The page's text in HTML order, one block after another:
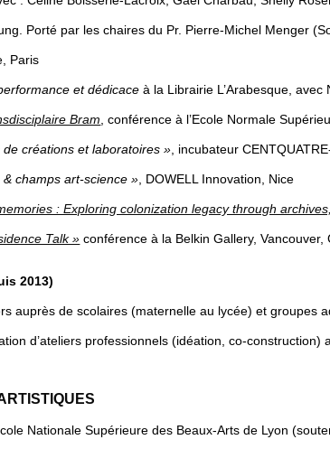
Porté par les chaires du Pr. Pierre-Michel Menger
Paris
et dédicace à la Librairie L’Arabesque,
Bram , conférence à l’Ecole Normale
de créations et laboratoires » , incubateur
champs art-science » , DOWELL Innovation, Nice
: Exploring colonization legacy through
Talk » conférence à la Belkin Gallery, Vancouver,
2013)
auprès de scolaires (maternelle au lycée) et groupes
d’ateliers professionnels (idéation, co-
Nationale Supérieure des Beaux-Arts de Lyon